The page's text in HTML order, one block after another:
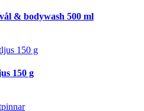
& bodywash 500 ml
150 g